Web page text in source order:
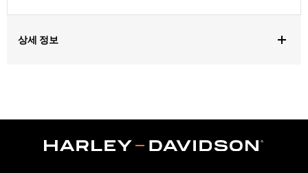
상세 정보
Collection:Willie G. Skull
In the Box:Left and right footpeg